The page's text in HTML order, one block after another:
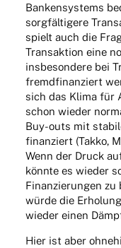
Banken­sys­tems
sorg­fäl­ti­gere
spielt auch die
Trans­ak­tion eine
insbe­son­dere bei
fremd­fi­nan­ziert
sich das Klima für
schon wieder
Buy-outs mit
finan­ziert (Takko,
Wenn der Druck
könnte es wieder
Finan­zie­run­gen zu
würde die
wieder einen
Hier ist aber